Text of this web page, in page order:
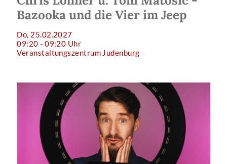
Bazooka und die Vier im Jeep
Do, 25.02.2027
09:20 - 09:20 Uhr
Veranstaltungszentrum Judenburg